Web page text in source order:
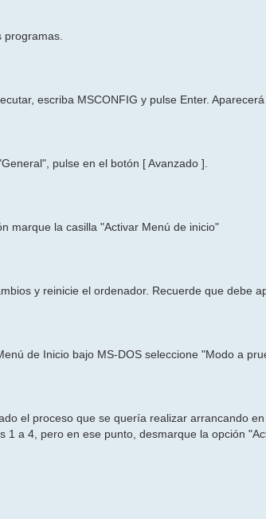
programas.
escriba MSCONFIG y pulse Enter.
pulse en el botón [ Avanzado ].
marque la casilla "Activar Menú de inicio"
y reinicie el ordenador. Recuerde que debe
de Inicio bajo MS-DOS seleccione "Modo a
el proceso que se quería realizar arrancando
1 a 4, pero en ese punto, desmarque la opción